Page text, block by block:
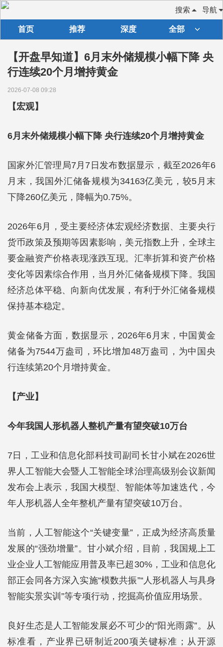
导航
搜索
首页 推荐 深度 全部
【开盘早知道】6月末外储规模小幅下降 央
行连续20个月增持黄金
2026-07-08 09:28
【宏观】
6月末外储规模小幅下降 央行连续20个月增持黄金
国家外汇管理局7月7日发布数据显示，截至2026年6
月末，我国外汇储备规模为34163亿美元，较5月末
下降260亿美元，降幅为0.75%。
2026年6月，受主要经济体宏观经济数据、主要央行
货币政策及预期等因素影响，美元指数上升，全球主
要金融资产价格表现涨跌互现。汇率折算和资产价格
变化等因素综合作用，当月外汇储备规模下降。我国
经济总体平稳、向新向优发展，有利于外汇储备规模
保持基本稳定。
黄金储备方面，数据显示，2026年6月末，中国黄金
储备为7544万盎司，环比增加48万盎司，为中国央
行连续第20个月增持黄金。
【产业】
今年我国人形机器人整机产量有望突破10万台
7日，工业和信息化部科技司副司长甘小斌在2026世
界人工智能大会暨人工智能全球治理高级别会议新闻
发布会上表示，我国大模型、智能体等加速迭代，今
年人形机器人全年整机产量有望突破10万台。
当前，人工智能这个“关键变量”，正成为经济高质量
发展的“强劲增量”。甘小斌介绍，目前，我国规上工
业企业人工智能应用普及率已超30%，工业和信息化
部正会同各方深入实施“模数共振”“人形机器人与具身
智能实景实训”等专项行动，挖掘高价值应用场景。
良好生态是人工智能发展必不可少的“阳光雨露”。从
标准看，产业界已研制近200项关键标准；从开源